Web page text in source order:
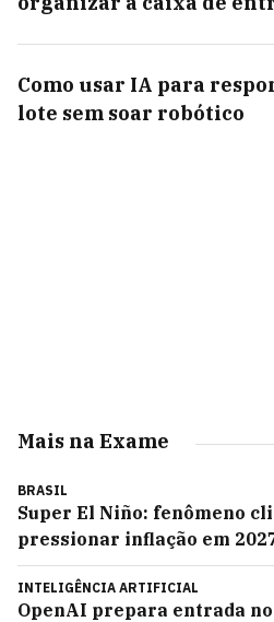
Como usar IA para
lote sem soar robótico
Mais na Exame
BRASIL
Super El Niño: fenômeno
pressionar inflação em
INTELIGÊNCIA ARTIFICIAL
OpenAI prepara entrada